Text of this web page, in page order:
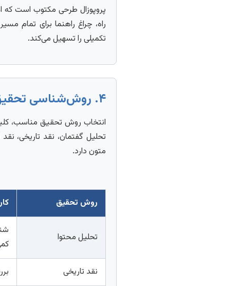
پروپوزال طرحی مکتوب است که
راه، چراغ راهنما برای
تکمیلی را تسهیل می‌کند.
۴. روش‌شناسی تحقیق: ابزارهای تحلیل ادبی
انتخاب روش تحقیق مناسب،
تحلیل گفتمان، نقد تاریخی،
متون دارد.
روش تحقیق
تحلیل محتوا
نقد تاریخی